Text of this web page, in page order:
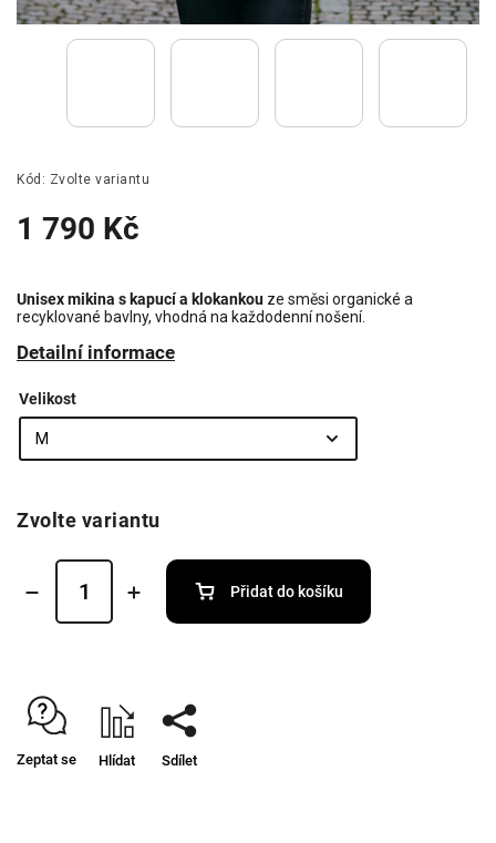
Kód: Zvolte variantu
1 790 Kč
Unisex mikina s kapucí a klokankou ze směsi organické a
recyklované bavlny, vhodná na každodenní nošení.
Detailní informace
Velikost
Zvolte variantu
Přidat do košíku
Zeptat se Hlídat Sdílet